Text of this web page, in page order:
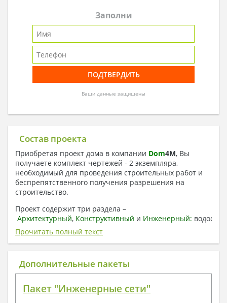
Заполни
Ваши данные защищены
Состав проекта
Приобретая проект дома в компании Dom4M, Вы
получаете комплект чертежей - 2 экземпляра,
необходимый для проведения строительных работ и
беспрепятственного получения разрешения на
строительство.
Проект содержит три раздела –
Архитектурный, Конструктивный и Инженерный:
отопление, вентиляция, канализация,
электроснабжение (приобретается за дополнительную
плату) + Пояснительная записка.
1. Архитектурный раздел:
План координационных осей
Прочитать полный текст
Дополнительные пакеты
Пакет "Инженерные сети"